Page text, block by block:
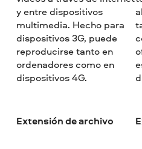
y entre dispositivos
multimedia. Hecho para
dispositivos 3G, puede
reproducirse tanto en
ordenadores como en
dispositivos 4G.
Extensión de archivo